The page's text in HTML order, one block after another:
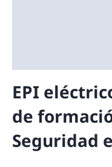
EPI
de
Seguridad